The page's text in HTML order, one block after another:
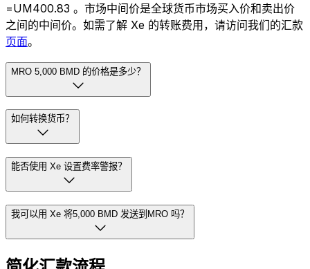
=UM400.83 。市场中间价是全球货币市场买入价和卖出价
之间的中间价。如需了解 Xe 的转账费用，请访问我们的汇款
页面。
MRO 5,000 BMD 的价格是多少？
如何转换货币？
能否使用 Xe 设置费率警报？
我可以用 Xe 将5,000 BMD 发送到MRO 吗？